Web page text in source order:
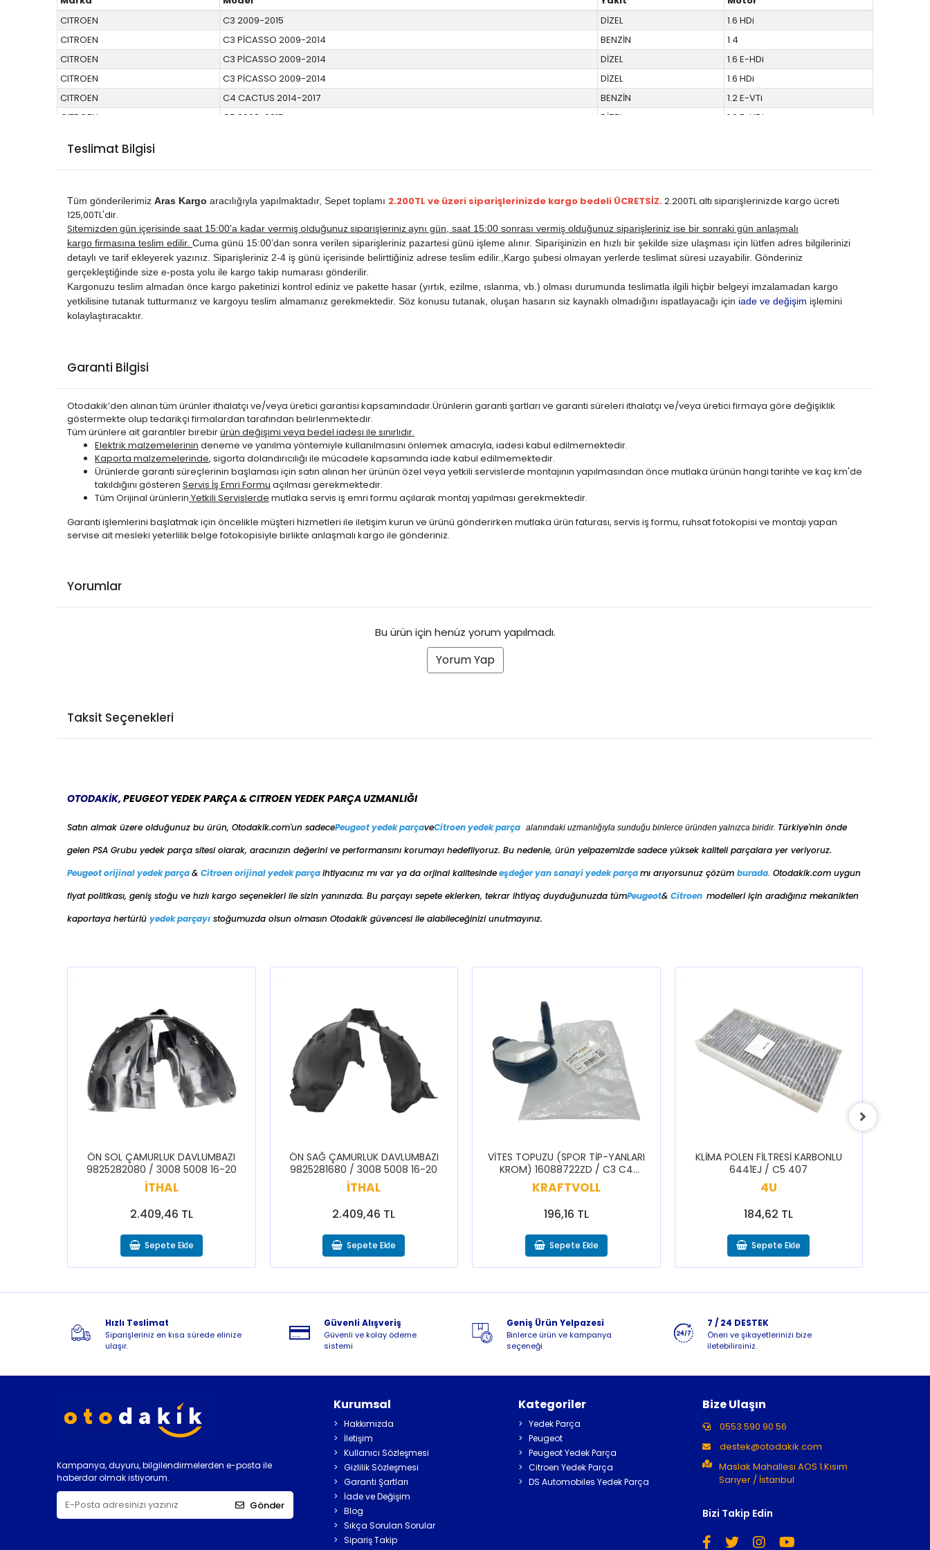
CITROEN
C3 2009-2015 DİZEL
1.6 HDi
CITROEN
C3 PİCASSO 2009-2014 BENZİN
1.4
CITROEN
C3 PİCASSO 2009-2014 DİZEL
1.6 E-HDi
CITROEN
C3 PİCASSO 2009-2014 DİZEL
1.6 HDi
CITROEN
C4 CACTUS 2014-2017 BENZİN
1.2 E-VTi
CITROEN
C5 2008-2015 DİZEL
1.6 E-HDi
DS
PEUGEOT
207 2006-2010 DİZEL
PEUGEOT
PEUGEOT
208 2012-2020 DİZEL
1.6 E-HDi
PEUGEOT
208 2012-2020 DİZEL
1.6 HDi
PEUGEOT
508 2011-2014
PEUGEOT
508 2011-2014 DİZEL
1.6 HDi
PEUGEOT
508 2014-2018
Teslimat Bilgisi
Tüm gönderilerimiz Aras Kargo aracılığıyla yapılmaktadır, Sepet toplamı 2.200TL ve üzeri siparişlerinizde kargo bedeli ÜCRETSİZ.2.200TL altı siparişlerinizde kargo ücreti
125,00TL'dir.
Sitemizden gün içerisinde saat 15:00'a kadar vermiş olduğunuz siparişleriniz aynı gün, saat 15:00 sonrası vermiş olduğunuz siparişleriniz ise bir sonraki gün anlaşmalı
kargo firmasına teslim edilir. Cuma günü 15:00’dan sonra verilen siparişleriniz pazartesi günü işleme alınır. Siparişinizin en hızlı bir şekilde size ulaşması için lütfen adres bilgilerinizi
detaylı ve tarif ekleyerek yazınız. Siparişleriniz 2-4 iş günü içerisinde belirttiğiniz adrese teslim edilir., Kargo şubesi olmayan yerlerde teslimat süresi uzayabilir. Gönderiniz
gerçekleştiğinde size e-posta yolu ile kargo takip numarası gönderilir.
Kargonuzu teslim almadan önce kargo paketinizi kontrol ediniz ve pakette hasar (yırtık, ezilme, ıslanma, vb.) olması durumunda teslimatla ilgili hiçbir belgeyi imzalamadan kargo
yetkilisine tutanak tutturmanız ve kargoyu teslim almamanız gerekmektedir. Söz konusu tutanak, oluşan hasarın siz kaynaklı olmadığını ispatlayacağı için iade ve değişim işlemini
kolaylaştıracaktır.
Garanti Bilgisi
Otodakik’den alınan tüm ürünler ithalatçı ve/veya üretici garantisi kapsamındadır.Ürünlerin garanti şartları ve garanti süreleri ithalatçı ve/veya üretici firmaya göre değişiklik
göstermekte olup tedarikçi firmalardan tarafından belirlenmektedir.
Tüm ürünlere ait garantiler birebirürün değişimi veya bedel iadesi ile sınırlıdır.
Elektrik malzemelerinin deneme ve yanılma yöntemiyle kullanılmasını önlemek amacıyla, iadesi kabul edilmemektedir.
Kaporta malzemelerinde, sigorta dolandırıcılığı ile mücadele kapsamında iade kabul edilmemektedir.
Ürünlerde garanti süreçlerinin başlaması için satın alınan her ürünün özel veya yetkili servislerde montajının yapılmasından önce mutlaka ürünün hangi tarihte ve kaç km'de
takıldığını gösteren Servis İş Emri Formu açılması gerekmektedir.
Tüm Orijinal ürünlerin Yetkili Servislerde mutlaka servis iş emri formu açılarak montaj yapılması gerekmektedir.
Garanti işlemlerini başlatmak için öncelikle müşteri hizmetleri ile iletişim kurun ve ürünü gönderirken mutlaka ürün faturası, servis iş formu, ruhsat fotokopisi ve montajı yapan
servise ait mesleki yeterlilik belge fotokopisiyle birlikte anlaşmalı kargo ile gönderiniz.
Yorumlar
Bu ürün için henüz yorum yapılmadı.
Yorum Yap
Taksit Seçenekleri
OTODAKİK, PEUGEOT YEDEK PARÇA & CITROEN YEDEK PARÇA UZMANLIĞI
Satın almak üzere olduğunuz bu ürün, Otodakik.com'un sadecePeugeot yedek parçaveCitroen yedek parça alanındaki uzmanlığıyla sunduğu binlerce üründen yalnızca biridir. Türkiye'nin önde
gelen PSA Grubu yedek parça sitesi olarak, aracınızın değerini ve performansını korumayı hedefliyoruz. Bu nedenle, ürün yelpazemizde sadece yüksek kaliteli parçalara yer veriyoruz.
Peugeot orijinal yedek parça& Citroen orijinal yedek parçaihtiyacınız mı var ya da orjinal kalitesindeeşdeğeryan sanayi yedek parçamı arıyorsunuz çözüm burada. Otodakik.com uygun
fiyat politikası, geniş stoğu ve hızlı kargo seçenekleri ile sizin yanınızda. Bu parçayı sepete eklerken, tekrar ihtiyaç duyduğunuzda tümPeugeot& Citroen modelleri için aradığınız mekanikten
kaportaya hertürlü yedek parçayı stoğumuzda olsun olmasın Otodakik güvencesi ile alabileceğinizi unutmayınız.
ÖN SOL ÇAMURLUK DAVLUMBAZI
9825282080 / 3008 5008 16-20
İTHAL
2.409,46 TL
Sepete Ekle
ÖN SAĞ ÇAMURLUK DAVLUMBAZI
9825281680 / 3008 5008 16-20
İTHAL
2.409,46 TL
Sepete Ekle
VİTES TOPUZU (SPOR TİP-YANLARI
KROM) 16088722ZD / C3 C4
CELYSEE C3 BERLİNGO 308 3008
5008 PARTNER RİFTER
KRAFTVOLL
196,16 TL
Sepete Ekle
KLİMA POLEN FİLTRESİ KARBONLU
6441EJ / C5 407
4U
184,62 TL
Sepete Ekle
Hızlı Teslimat
Siparişleriniz en kısa sürede elinize
ulaşır.
Güvenli Alışveriş
Güvenli ve kolay ödeme
sistemi
Geniş Ürün Yelpazesi
Binlerce ürün ve kampanya
seçeneği
7 / 24 DESTEK
Öneri ve şikayetlerinizi bize
iletebilirsiniz.
Kampanya, duyuru, bilgilendirmelerden e-posta ile
haberdar olmak istiyorum.
Gönder
Kurumsal
Hakkımızda
İletişim
Kullanıcı Sözleşmesi
Gizlilik Sözleşmesi
Garanti Şartları
İade ve Değişim
Blog
Sıkça Sorulan Sorular
Sipariş Takip
Kategoriler
Yedek Parça
Peugeot
Peugeot Yedek Parça
Citroen Yedek Parça
DS Automobiles Yedek Parça
Bize Ulaşın
0553 590 90 56
destek@otodakik.com
Maslak Mahallesi AOS 1.Kısım
Sarıyer / İstanbul
Bizi Takip Edin